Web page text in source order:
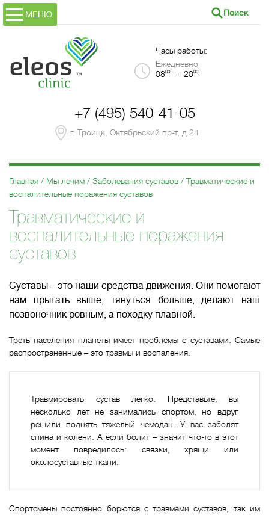
МЕНЮ Поиск
Часы работы:
Ежедневно
0800– 2000
+7 (495) 540-41-05
г. Троицк, Октябрьский пр-т, д.24
Главная Мы лечим Заболевания суставов
Травматические и
воспалительные поражения суставов
Травматические и
воспалительные поражения
суставов
Суставы – это наши средства движения. Они помогают
нам прыгать выше, тянуться больше, делают наш
позвоночник ровным, а походку плавной.
Треть населения планеты имеет проблемы с суставами. Самые
распространенные – это травмы и воспаления.
Травмировать сустав легко. Представьте, вы
несколько лет не занимались спортом, но вдруг
решили поднять тяжелый чемодан. У вас заболят
спина и колени. А если болит – значит что-то в этот
момент повредилось: связки, хрящи или
околосуставные ткани.
Спортсмены постоянно борются с травмами суставов, так им